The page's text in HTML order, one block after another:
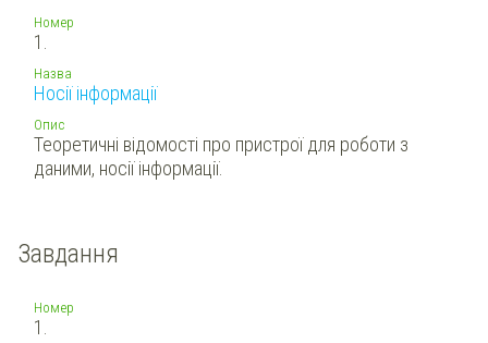
Номер
1.
Назва
Носії інформації
Опис
Теоретичні відомості про пристрої для роботи з
даними, носії інформації.
Завдання
Номер
1.